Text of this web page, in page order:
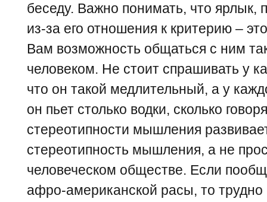
беседу. Важно понимать, что ярлык,
из-за его отношения к критерию –
Вам возможность общаться с ним
человеком. Не стоит спрашивать у
что он такой медлительный, а у
он пьет столько водки, сколько
стереотипности мышления
стереотипность мышления, а не
человеческом обществе. Если
афро-американской расы, то